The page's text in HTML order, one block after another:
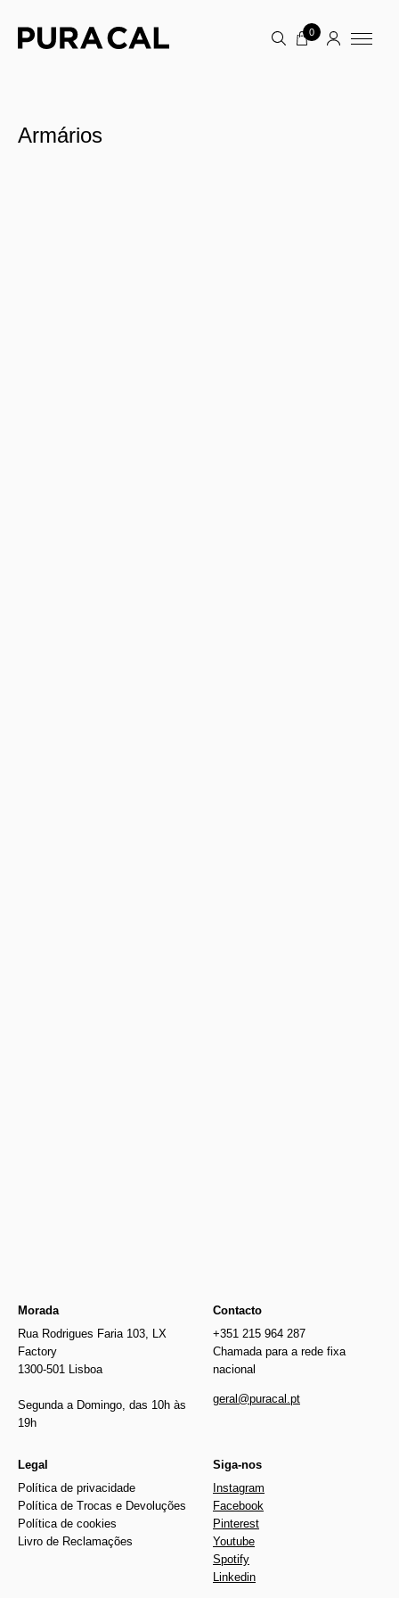
0
Armários
Morada
Rua Rodrigues Faria 103, LX
Factory
1300-501 Lisboa
Segunda a Domingo, das 10h às
19h
Contacto
+351 215 964 287
Chamada para a rede fixa
nacional
geral@puracal.pt
Legal
Política de privacidade
Política de Trocas e Devoluções
Política de cookies
Livro de Reclamações
Siga-nos
Instagram
Facebook
Pinterest
Youtube
Spotify
Linkedin